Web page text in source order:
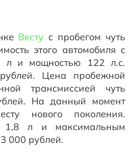
Вестус пробегом чуть
этого автомобиля с
л и мощностью 122 л.с.
Цена пробежной
трансмиссией чуть
На данный момент
нового поколения.
1,8 л и максимальным
000 рублей.